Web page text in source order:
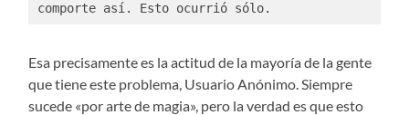
comporte así. Esto ocurrió sólo.
Esa precisamente es la actitud de la mayoría de la gente
que tiene este problema, Usuario Anónimo. Siempre
sucede «por arte de magia», pero la verdad es que esto